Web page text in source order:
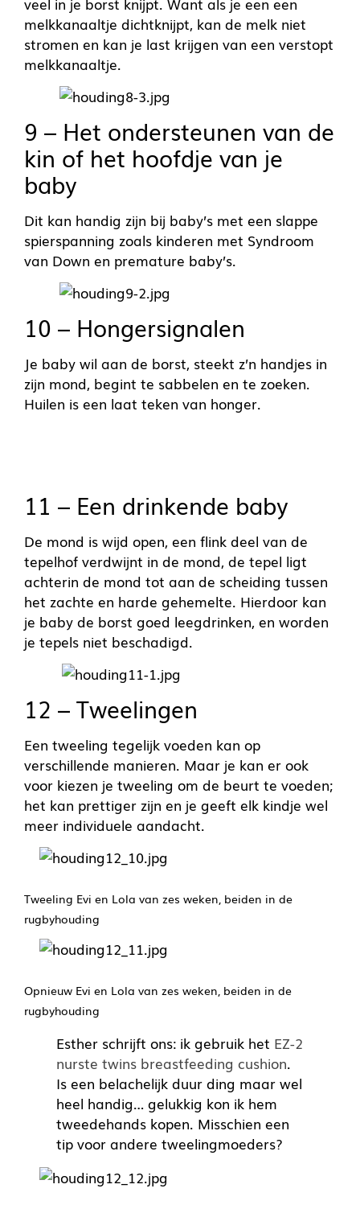
melkkanaaltje dichtknijpt, kan de melk niet
stromen en kan je last krijgen van een verstopt
melkkanaaltje.
9 – Het ondersteunen van de
kin of het hoofdje van je
baby
Dit kan handig zijn bij baby’s met een slappe
spierspanning zoals kinderen met Syndroom
van Down en premature baby’s.
10 – Hongersignalen
Je baby wil aan de borst, steekt z’n handjes in
zijn mond, begint te sabbelen en te zoeken.
Huilen is een laat teken van honger.
11 – Een drinkende baby
De mond is wijd open, een flink deel van de
tepelhof verdwijnt in de mond, de tepel ligt
achterin de mond tot aan de scheiding tussen
het zachte en harde gehemelte. Hierdoor kan
je baby de borst goed leegdrinken, en worden
je tepels niet beschadigd.
12 – Tweelingen
Een tweeling tegelijk voeden kan op
verschillende manieren. Maar je kan er ook
voor kiezen je tweeling om de beurt te voeden;
het kan prettiger zijn en je geeft elk kindje wel
meer individuele aandacht.
Tweeling Evi en Lola van zes weken, beiden in de
rugbyhouding
Opnieuw Evi en Lola van zes weken, beiden in de
rugbyhouding
Esther schrijft ons: ik gebruik het EZ-2
nurste twins breastfeeding cushion.
Is een belachelijk duur ding maar wel
heel handig… gelukkig kon ik hem
tweedehands kopen. Misschien een
tip voor andere tweelingmoeders?